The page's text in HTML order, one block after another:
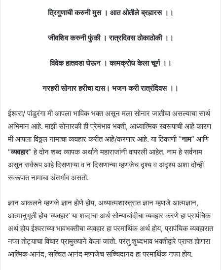
त्रिगुणाची करुनी मुस । आत ओतीले ब्रह्मरस ।।
जीवशिव करुनी फुंकी । रात्रदिवस ठोकाठोकी ।।
विवेक हातवडा घेऊन । कामक्रोध केला चूर्ण ।।
नरहरी सोनार हरीचा दास। भजन करी रात्रंदिवस ।।
ईश्वरा/ पांडुरंगा मी आपला भाविक भक्त असून मला सोनार जातीचा असल्याचा सार्थ
अभिमान आहे. माझी सोनारकी ही प्रेमभाव भक्ती, आध्यात्मिक स्वरूपाची आहे कारण
मी आपला विठ्ठल नामाचा व्यवहार करीत आहे/करणार आहे. या ठिकाणी “नाम” आणि
“व्यवहार” हे दोन शब्द व्यापक अर्थाने महाराजांनी वापरली आहेत. नाम हे सर्वनाम
असून सर्वरूप आहे दिसणाऱ्या व न दिसणान्या म्हणजेच दृश्य व अदृश्य अशा दोन्ही
स्वरूपात नामाचा अंतर्भाव असतो.
ज्ञान आकलने म्हणजे ज्ञान होणे होय, अध्यात्मशास्त्रात ज्ञान म्हणजे आत्मज्ञान,
आत्मानुभूती होय ‘व्यवहार’ या शब्दाचा अर्थ सोन्याचांदीचा व्यवहार करणे हा प्रापंचिक
अर्थ होय ईश्वराच्या भावभक्तीचा व्यवहार हा परमार्थिक अर्थ होय, प्रापंचिक व्यवहारात
नफा तोट्याचा विचार प्रामुख्याने केला जातो. परंतु शुध्दभाव भक्तीद्वारे प्राप्त होणारा
आत्मिक आनंद, सत्चित आनंद म्हणजेच सच्चिदानंद हा परमार्थिक नफा होय.